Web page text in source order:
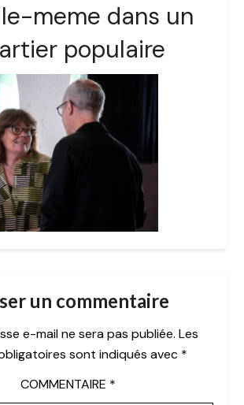
meme dans un
populaire
un commentaire
e-mail ne sera pas publiée. Les
sont indiqués avec *
COMMENTAIRE *